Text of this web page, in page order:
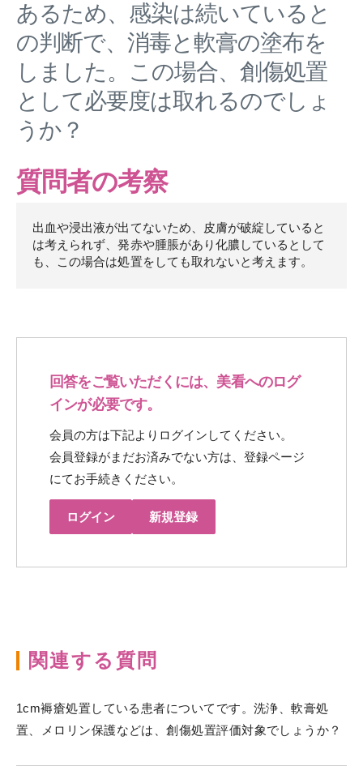
あるため、感染は続いていると
の判断で、消毒と軟膏の塗布を
しました。この場合、創傷処置
として必要度は取れるのでしょ
うか？
質問者の考察
出血や浸出液が出てないため、皮膚が破綻していると
は考えられず、発赤や腫脹があり化膿しているとして
も、この場合は処置をしても取れないと考えます。
回答をご覧いただくには、美看へのログ
インが必要です。
会員の方は下記よりログインしてください。
会員登録がまだお済みでない方は、登録ページ
にてお手続きください。
ログイン 新規登録
関連する質問
1cm褥瘡処置している患者についてです。洗浄、軟膏処
置、メロリン保護などは、創傷処置評価対象でしょうか？